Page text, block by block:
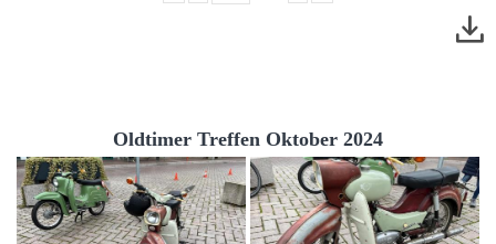
Oldtimer Treffen Oktober 2024